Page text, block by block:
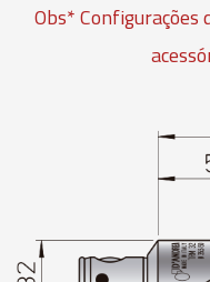
Obs* Configurações